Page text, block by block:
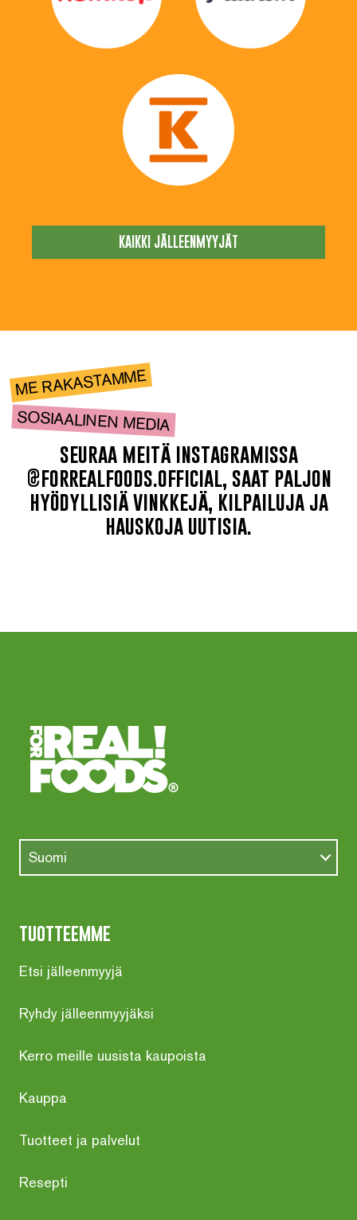
KAIKKI JÄLLEENMYYJÄT
ME RAKASTAMME
SOSIAALINEN MEDIA
seuraa meitä instagramissa
@forrealfoods.official, saat paljon
hyödyllisiä vinkkejä, kilpailuja ja
hauskoja uutisia.
Suomi
tuotteemme
Etsi jälleenmyyjä
Ryhdy jälleenmyyjäksi
Kerro meille uusista kaupoista
Kauppa
Tuotteet ja palvelut
Resepti